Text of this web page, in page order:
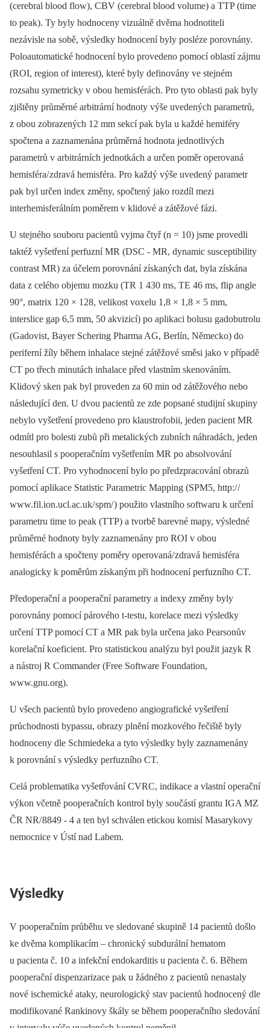
(cerebral blood flow), CBV (cerebral blood volume) a TTP (time
to peak). Ty byly hodnoceny vizuálně dvěma hodnotiteli
nezávisle na sobě, výsledky hodnocení byly posléze porovnány.
Poloautomatické hodnocení bylo provedeno pomocí oblastí zájmu
(ROI, region of interest), které byly definovány ve stejném
rozsahu symetricky v obou hemisférách. Pro tyto oblasti pak byly
zjištěny průměrné arbitrární hodnoty výše uvedených parametrů,
z obou zobrazených 12 mm sekcí pak byla u každé hemiféry
spočtena a zaznamenána průměrná hodnota jednotlivých
parametrů v arbitrárních jednotkách a určen poměr operovaná
hemisféra/ zdravá hemisféra. Pro každý výše uvedený parametr
pak byl určen index změny, spočtený jako rozdíl mezi
interhemisferálním poměrem v klidové a zátěžové fázi.
U stejného souboru pacientů vyjma čtyř (n = 10) jsme provedli
taktéž vyšetření perfuzní MR (DSC -⁠ MR, dynamic susceptibility
contrast MR) za účelem porovnání získaných dat, byla získána
data z celého objemu mozku (TR 1 430 ms, TE 46 ms, flip angle
90°, matrix 120 × 128, velikost voxelu 1,8 × 1,8 × 5 mm,
interslice gap 6,5 mm, 50 akvizicí) po aplikaci bolusu gadobutrolu
(Gadovist, Bayer Schering Pharma AG, Berlín, Německo) do
periferní žíly během inhalace stejné zátěžové směsi jako v případě
CT po třech minutách inhalace před vlastním skenováním.
Klidový sken pak byl proveden za 60 min od zátěžového nebo
následující den. U dvou pacientů ze zde popsané studijní skupiny
nebylo vyšetření provedeno pro klaustrofobii, jeden pacient MR
odmítl pro bolesti zubů při metalických zubních náhradách, jeden
nesouhlasil s pooperačním vyšetřením MR po absolvování
vyšetření CT. Pro vyhodnocení bylo po předzpracování obrazů
pomocí aplikace Statistic Parametric Mapping (SPM5, http:/ /
www.fil.ion.ucl.ac.uk/ spm/ ) použito vlastního softwaru k určení
parametru time to peak (TTP) a tvorbě barevné mapy, výsledné
průměrné hodnoty byly zaznamenány pro ROI v obou
hemisférách a spočteny poměry operovaná/ zdravá hemisféra
analogicky k poměrům získaným při hodnocení perfuzního CT.
Předoperační a pooperační parametry a indexy změny byly
porovnány pomocí párového t‑testu, korelace mezi výsledky
určení TTP pomocí CT a MR pak byla určena jako Pearsonův
korelační koeficient. Pro statistickou analýzu byl použit jazyk R
a nástroj R Commander (Free Software Foundation,
www.gnu.org).
U všech pacientů bylo provedeno angiografické vyšetření
průchodnosti bypassu, obrazy plnění mozkového řečiště byly
hodnoceny dle Schmiedeka a tyto výsledky byly zaznamenány
k porovnání s výsledky perfuzního CT.
Celá problematika vyšetřování CVRC, indikace a vlastní operační
výkon včetně pooperačních kontrol byly součástí grantu IGA MZ
ČR NR/ 8849 -⁠ 4 a ten byl schválen etickou komisí Masarykovy
nemocnice v Ústí nad Labem.
Výsledky
V pooperačním průběhu ve sledované skupině 14 pacientů došlo
ke dvěma komplikacím –⁠ chronický subdurální hematom
u pacienta č. 10 a infekční endokarditis u pacienta č. 6. Během
pooperační dispenzarizace pak u žádného z pacientů nenastaly
nové ischemické ataky, neurologický stav pacientů hodnocený dle
modifikované Rankinovy škály se během pooperačního sledování